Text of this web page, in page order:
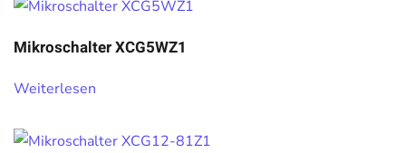
Mikroschalter XCG5WZ1
Weiterlesen